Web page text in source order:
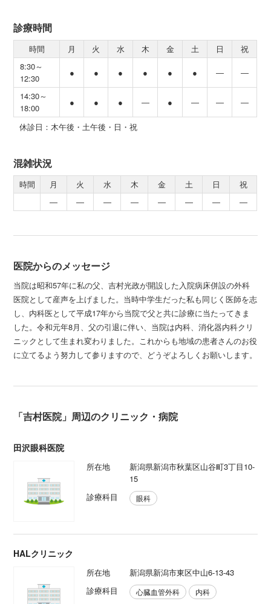
診療時間
時間 月 火 水 木 金 土 日
祝
8:30～
12:30
● ● ● ● ● ● ― ―
14:30～
18:00
● ● ● ― ● ― ― ―
休診日：木午後・土午後・日・祝
混雑状況
時間 月 火 水 木 金 土 日
祝
―
― ― ― ― ― ― ―
医院からのメッセージ
当院は昭和57年に私の父、吉村光政が開設した入院病床併設の外科
医院として産声を上げました。当時中学生だった私も同じく医師を志
し、内科医として平成17年から当院で父と共に診療に当たってきま
した。令和元年8月、父の引退に伴い、当院は内科、消化器内科クリ
ニックとして生まれ変わりました。これからも地域の患者さんのお役
に立てるよう努力して参りますので、どうぞよろしくお願いします。
「吉村医院」周辺のクリニック・病院
田沢眼科医院
所在地
新潟県新潟市秋葉区山谷町3丁目10-
15
診療科目
眼科
HALクリニック
所在地
新潟県新潟市東区中山6-13-43
診療科目
心臓血管外科 内科